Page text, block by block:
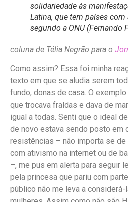
solidariedade às
Latina, que tem países
segundo a ONU (Fernando
coluna de Télia Negrão para o
Como assim? Essa foi minha
texto em que se aludia serem
fundo, donas de casa. O
que trocava fraldas e dava de
igual a todas. Senti que o ideal
de novo estava sendo posto em
resistências – não importa se
com ativismo na internet ou de
–, me pus em alerta para seguir
pela princesa que pariu com
público não me leva a considerá-